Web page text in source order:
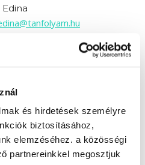
és hirdetések személyre
biztosításához,
elemzéséhez. a közösségi
partnereinkkel megosztjuk
Edina